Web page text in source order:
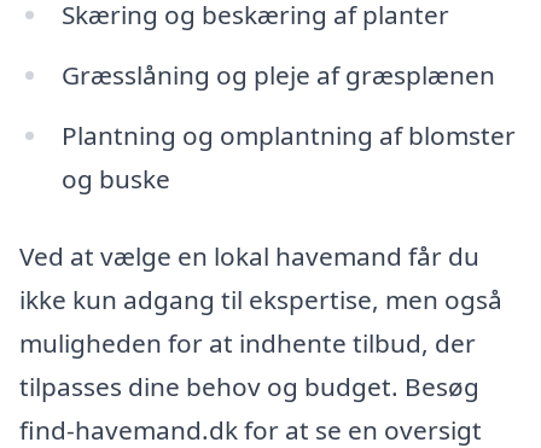
Skæring og beskæring af planter
Græsslåning og pleje af græsplænen
Plantning og omplantning af blomster
og buske
Ved at vælge en lokal havemand får du
ikke kun adgang til ekspertise, men også
muligheden for at indhente tilbud, der
tilpasses dine behov og budget. Besøg
find-havemand.dk for at se en oversigt